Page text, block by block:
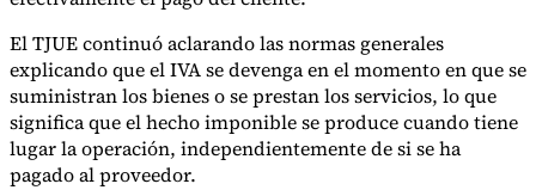
El TJUE continuó aclarando las normas generales
explicando que el IVA se devenga en el momento en que se
suministran los bienes o se prestan los servicios, lo que
significa que el hecho imponible se produce cuando tiene
lugar la operación, independientemente de si se ha
pagado al proveedor.